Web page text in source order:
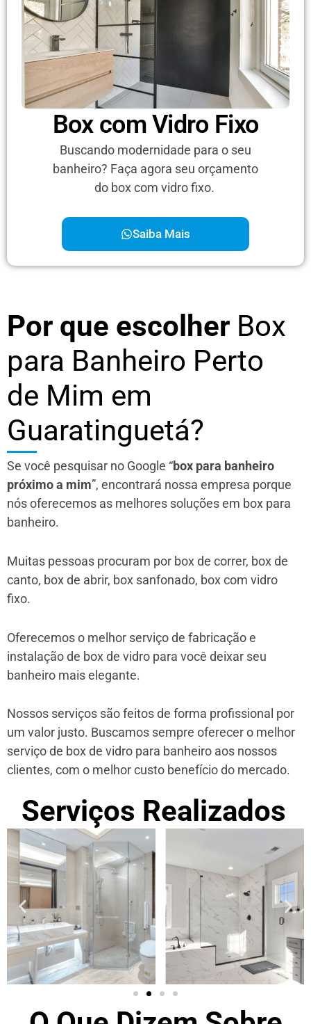
Box com Vidro Fixo
Buscando modernidade para o seu
banheiro? Faça agora seu orçamento
do box com vidro fixo.
Saiba Mais
Por que escolher Box
para Banheiro Perto
de Mim em
Guaratinguetá?
Se você pesquisar no Google “box para banheiro
próximo a mim”, encontrará nossa empresa porque
nós oferecemos as melhores soluções em box para
banheiro.
Muitas pessoas procuram por box de correr, box de
canto, box de abrir, box sanfonado, box com vidro
fixo.
Oferecemos o melhor serviço de fabricação e
instalação de box de vidro para você deixar seu
banheiro mais elegante.
Nossos serviços são feitos de forma profissional por
um valor justo. Buscamos sempre oferecer o melhor
serviço de box de vidro para banheiro aos nossos
clientes, com o melhor custo benefício do mercado.
Serviços Realizados